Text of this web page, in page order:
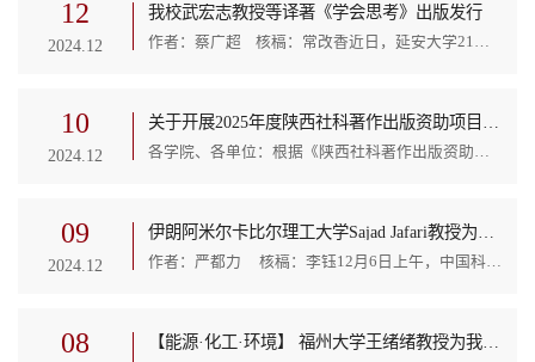
12
2024.12
我校武宏志教授等译著《学会思考》出版发行
作者：蔡广超 核稿：常改香近日，延安大学21世纪新逻辑研究院武宏志教授、张志敏教授、武晓蓓副教授翻译的《学会思考》正式出版发行。《学会思考》是创造性和批判性思维之父、著名人文学者文森特·赖安·拉吉罗（Vincent Ryan Ruggiero）教授最负盛名的代表作——The Art of Thinking：A Guide to Critical and Creative Thought（11th ed.）。原著自1984年首次出版以来，已经累计刊行11版（1984，1988，1991，1995，1997，2001，2004，...
10
2024.12 各学院、各单位：根据《陕西社科著作出版资助管理办法（试行）》，现将2025年度陕西社科著作出版资助项目申报有关事宜通知如下：一、项目宗旨社科著作出版资助坚持以习近平新时代中国特色社会主义思想为指导，深入学习贯彻习近平文化思想，坚持马克思主义在意识形态领域的指导地位，坚持解放思想、实事求是，坚持为人民服务、为社会主义服务，支持、鼓励广大社科工作者积极创作社科精品力作，推出优秀成果、促进学术创新，为我省哲学社会科学事业繁荣发展作出贡献。...
09
2024.12 作者：严都力 核稿：李钰12月6日上午，中国科技部国际杰青获得者、全球高被引科学家，伊朗阿米尔卡比尔理工大学的Sajad Jafari教授应邀来数计学院开展学术交流。本次报告由数计学院马乐荣院长主持，全体学术型研究生和教师参加了本次报告。Sajad Jafari教授的报告主要围绕“Chaotic Systems with Particular Characteristic”主题展开，深入探讨了非线性科学中的混沌现象。在动力系统领域，周期性、不动点和混沌等行为已成为数学研究的关键部分。...
08